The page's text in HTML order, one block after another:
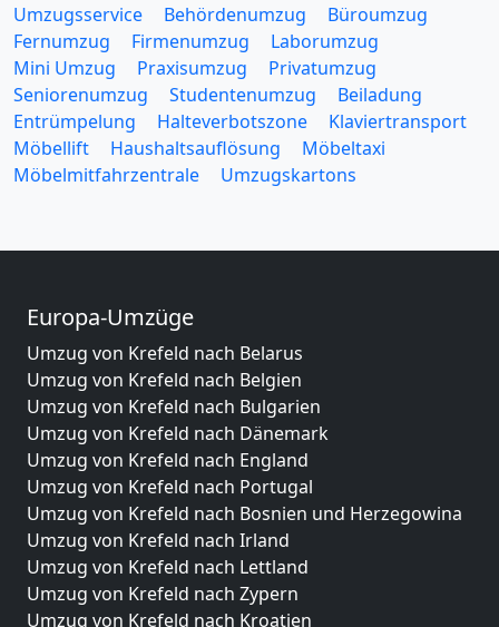
Umzugsservice Behördenumzug
Büroumzug
Fernumzug
Firmenumzug
Laborumzug
Mini Umzug
Praxisumzug
Privatumzug
Seniorenumzug
Studentenumzug
Beiladung
Entrümpelung
Halteverbotszone
Klaviertransport
Möbellift
Haushaltsauflösung
Möbeltaxi
Möbelmitfahrzentrale
Umzugskartons
Europa-Umzüge
Umzug von Krefeld nach Belarus
Umzug von Krefeld nach Belgien
Umzug von Krefeld nach Bulgarien
Umzug von Krefeld nach Dänemark
Umzug von Krefeld nach England
Umzug von Krefeld nach Portugal
Umzug von Krefeld nach Bosnien und Herzegowina
Umzug von Krefeld nach Irland
Umzug von Krefeld nach Lettland
Umzug von Krefeld nach Zypern
Umzug von Krefeld nach Kroatien